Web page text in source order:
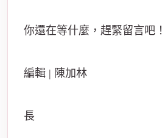
你還在等什麼，趕緊留言吧！
編輯 | 陳加林
長